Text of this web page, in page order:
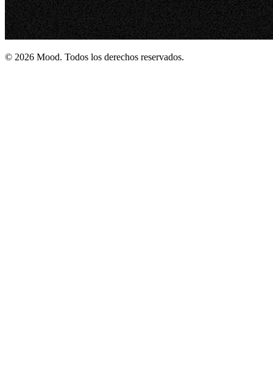
© 2026 Mood. Todos los derechos reservados.